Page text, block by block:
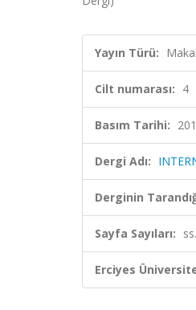
Yayın Türü:
Cilt numarası: 4
Basım Tarihi:
Dergi Adı:
Derginin
Sayfa Sayıları:
Erciyes